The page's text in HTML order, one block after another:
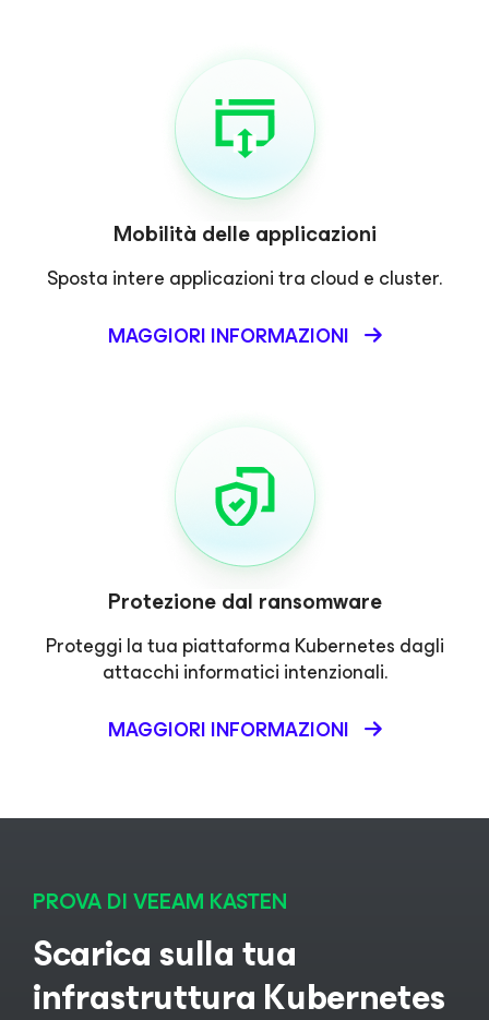
Mobilità delle applicazioni
Sposta intere applicazioni tra cloud e cluster.
MAGGIORI INFORMAZIONI
Protezione dal ransomware
Proteggi la tua piattaforma Kubernetes dagli
attacchi informatici intenzionali.
MAGGIORI INFORMAZIONI
PROVA DI VEEAM KASTEN
Scarica sulla tua
infrastruttura Kubernetes